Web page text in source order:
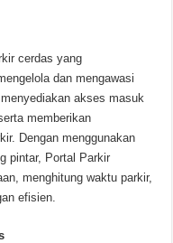
cerdas yang
dan mengawasi
akses masuk
memberikan
Dengan menggunakan
pintar, Portal Parkir
menghitung waktu parkir,
efisien.